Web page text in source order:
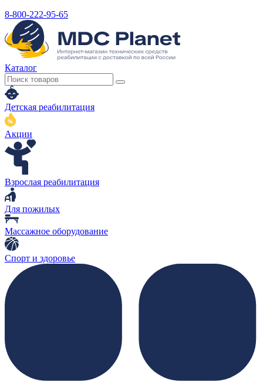
8-800-222-95-65
Каталог
Детская реабилитация
Акции
Взрослая реабилитация
Для пожилых
Массажное оборудование
Спорт и здоровье